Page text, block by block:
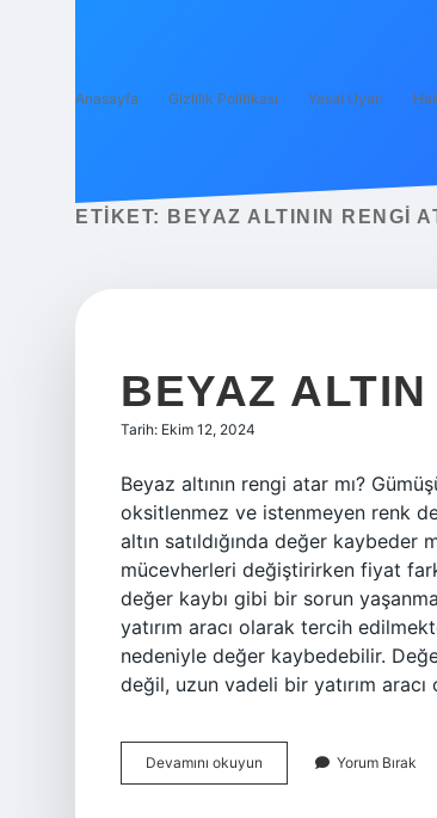
Anasayfa Gizlilik Politikası Yasal Uyarı
ETIKET: BEYAZ ALTININ RENGI
BEYAZ
Tarih: Ekim 12, 2024
Beyaz altının rengi atar mı?
oksitlenmez ve istenmeyen renk
altın satıldığında değer kaybeder
mücevherleri değiştirirken fiyat
değer kaybı gibi bir sorun
yatırım aracı olarak tercih
nedeniyle değer kaybedebilir.
değil, uzun vadeli bir yatırım
Devamını okuyun
Altın
Yorum Bırak